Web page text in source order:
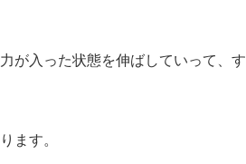
が入った状態を伸ばしていって、
ます。